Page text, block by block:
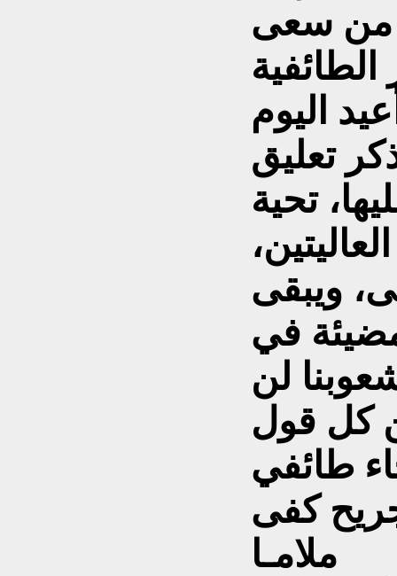
من سعى
اليوم
تعليق
تحية
ويبقى
في
لن
كل قول
كفى
ملامـا